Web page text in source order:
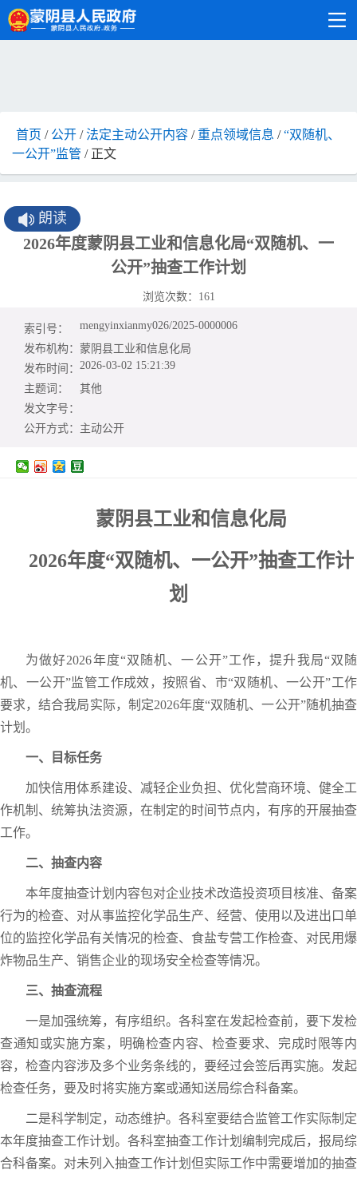
首页 / 公开 /法定主动公开内容 / 重点领域信息 /“双随机、
一公开”监管 / 正文
朗读
2026年度蒙阴县工业和信息化局“双随机、一
公开”抽查工作计划
浏览次数： 161
索引号：
mengyinxianmy026/2025-0000006
发布机构： 蒙阴县工业和信息化局
发布时间： 2026-03-02 15:21:39
主题词：
其他
发文字号：
公开方式： 主动公开
蒙阴县工业和信息化局
2026年度“双随机、一公开”抽查工作计
划
为做好2026年度“双随机、一公开”工作，提升我局“双随
机、一公开”监管工作成效，按照省、市“双随机、一公开”工作
要求，结合我局实际，制定2026年度“双随机、一公开”随机抽查
计划。
一、目标任务
加快信用体系建设、减轻企业负担、优化营商环境、健全工
作机制、统筹执法资源，在制定的时间节点内，有序的开展抽查
工作。
二、抽查内容
本年度抽查计划内容包对企业技术改造投资项目核准、备案
行为的检查、对从事监控化学品生产、经营、使用以及进出口单
位的监控化学品有关情况的检查、食盐专营工作检查、对民用爆
炸物品生产、销售企业的现场安全检查等情况。
三、抽查流程
一是加强统筹，有序组织。各科室在发起检查前，要下发检
查通知或实施方案，明确检查内容、检查要求、完成时限等内
容，检查内容涉及多个业务条线的，要经过会签后再实施。发起
检查任务，要及时将实施方案或通知送局综合科备案。
二是科学制定，动态维护。各科室要结合监管工作实际制定
本年度抽查工作计划。各科室抽查工作计划编制完成后，报局综
合科备案。对未列入抽查工作计划但实际工作中需要增加的抽查